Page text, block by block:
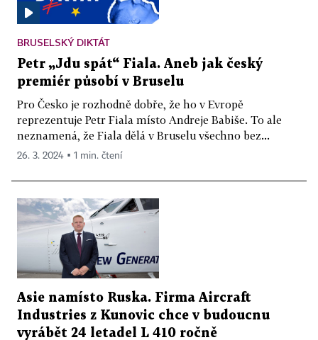
BRUSELSKÝ DIKTÁT
Petr „Jdu spát“ Fiala. Aneb jak český
premiér působí v Bruselu
Pro Česko je rozhodně dobře, že ho v Evropě
reprezentuje Petr Fiala místo Andreje Babiše. To ale
neznamená, že Fiala dělá v Bruselu všechno bez...
26. 3. 2024 ▪ 1 min. čtení
Asie namísto Ruska. Firma Aircraft
Industries z Kunovic chce v budoucnu
vyrábět 24 letadel L 410 ročně